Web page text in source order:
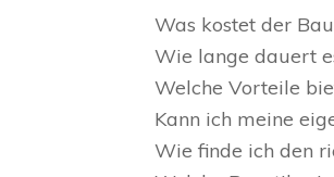
Was kostet der
Wie lange dauert
Welche Vorteile
Kann ich meine
Wie finde ich den